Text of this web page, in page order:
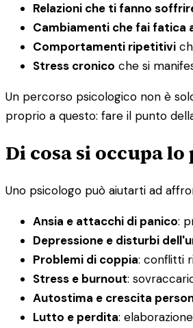
Relazioni che ti fanno
Cambiamenti che fai fatica
Comportamenti ripetitivi
Stress cronico che si
Un percorso psicologico non è
proprio a questo: fare il punto
Di cosa si occupa
Uno psicologo può aiutarti ad
Ansia e attacchi di panico:
Depressione e disturbi
Problemi di coppia: conflitti
Stress e burnout:
Autostima e crescita
Lutto e perdita: